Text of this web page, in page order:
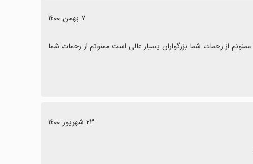
٧ بهمن ١٤٠٠
٢٣ شهریور ١٤٠٠